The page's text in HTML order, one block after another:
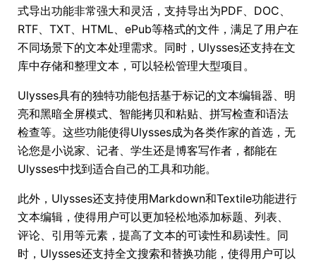
式导出功能非常强大和灵活，支持导出为PDF、DOC、
RTF、TXT、HTML、ePub等格式的文件，满足了用户在
不同场景下的文本处理需求。同时，Ulysses还支持在文
库中存储和整理文本，可以轻松管理大型项目。
Ulysses具有的独特功能包括基于标记的文本编辑器、明
亮和黑暗全屏模式、智能拷贝和粘贴、拼写检查和语法
检查等。这些功能使得Ulysses成为各类作家的首选，无
论您是小说家、记者、学生还是博客写作者，都能在
Ulysses中找到适合自己的工具和功能。
此外，Ulysses还支持使用Markdown和Textile功能进行
文本编辑，使得用户可以更加轻松地添加标题、列表、
评论、引用等元素，提高了文本的可读性和易读性。同
时，Ulysses还支持全文搜索和替换功能，使得用户可以